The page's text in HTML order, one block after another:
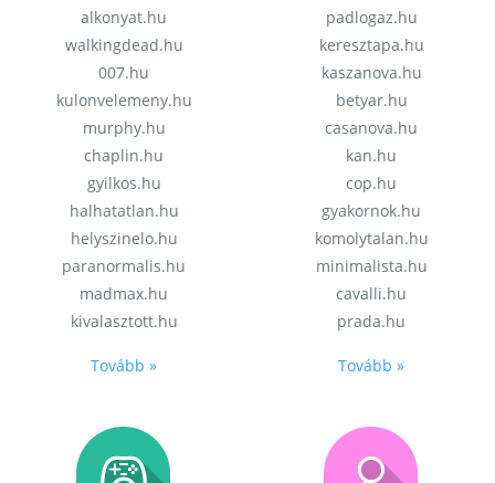
alkonyat.hu
walkingdead.hu
007.hu
kulonvelemeny.hu
murphy.hu
chaplin.hu
gyilkos.hu
halhatatlan.hu
helyszinelo.hu
paranormalis.hu
madmax.hu
kivalasztott.hu
Tovább »
padlogaz.hu
keresztapa.hu
kaszanova.hu
betyar.hu
casanova.hu
kan.hu
cop.hu
gyakornok.hu
komolytalan.hu
minimalista.hu
cavalli.hu
prada.hu
Tovább »